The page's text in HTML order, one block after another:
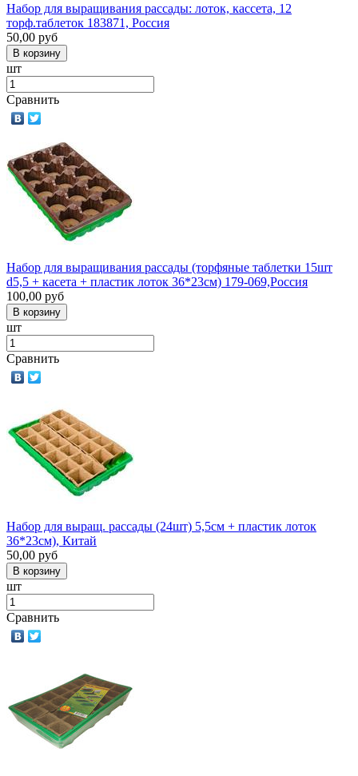
Набор для выращивания рассады: лоток, кассета, 12
торф.таблеток 183871, Россия
50,00 руб
шт
Сравнить
Набор для выращивания рассады (торфяные таблетки 15шт
d5,5 + касета + пластик лоток 36*23см) 179-069,Россия
100,00 руб
шт
Сравнить
Набор для выращ. рассады (24шт) 5,5см + пластик лоток
36*23см), Китай
50,00 руб
шт
Сравнить